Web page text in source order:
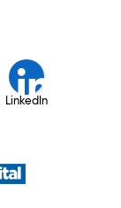
LinkedIn